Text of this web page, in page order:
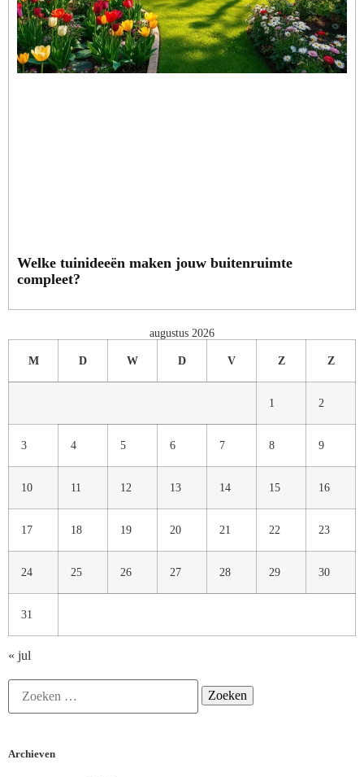
Welke tuinideeën maken jouw buitenruimte
compleet?
augustus 2026
M D W D V Z Z
1 2
3 4 5 6 7 8 9
10 11 12 13 14 15 16
17 18 19 20 21 22 23
24 25 26 27 28 29 30
31
« jul
Archieven